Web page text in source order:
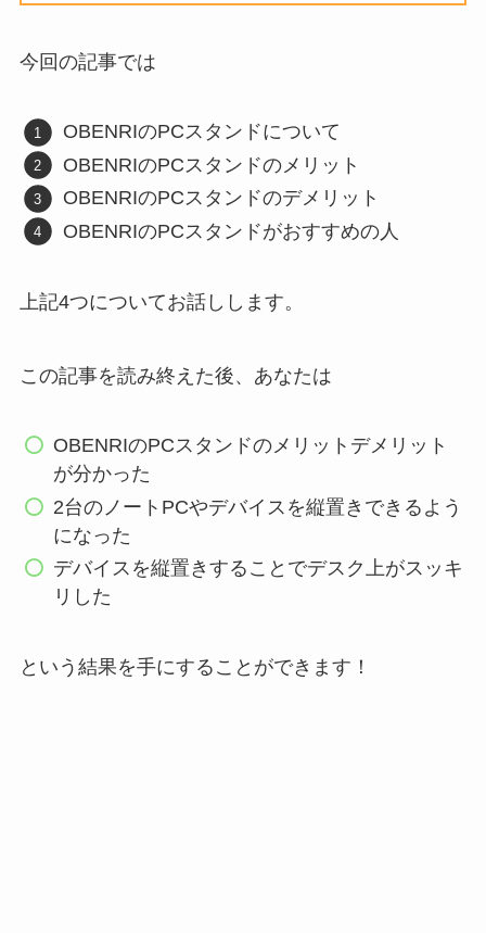
今回の記事では
OBENRIのPCスタンドについて
OBENRIのPCスタンドのメリット
OBENRIのPCスタンドのデメリット
OBENRIのPCスタンドがおすすめの人
上記4つについてお話しします。
この記事を読み終えた後、あなたは
OBENRIのPCスタンドのメリットデメリット
が分かった
2台のノートPCやデバイスを縦置きできるよう
になった
デバイスを縦置きすることでデスク上がスッキ
リした
という結果を手にすることができます！